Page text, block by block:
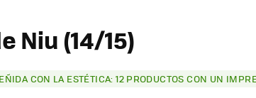
Niu (14/15)
CON LA ESTÉTICA: 12 PRODUCTOS CON UN